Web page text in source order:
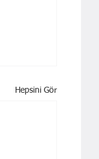
Hepsini Gör